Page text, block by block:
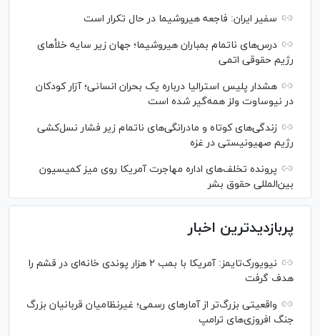
سفیر ایران: فاجعه هیروشیما در حال تکرار است
درس‌های ناتمام بمباران هیروشیما؛ جهان زیر سایه خلأ‌های
رژیم حقوقی اتمی
هشدار پلیس استرالیا درباره یک بحران انسانی؛ آزار کودکان
در نیوساوت ولز همه‌گیر شده است
زندگی‌های کوتاه و مادرانگی‌های ناتمام زیر فشار نسل‌کشی
رژیم صهیونیستی در غزه
پرونده تخلف‌های اداره مهاجرت آمریکا روی میز کمیسیون
بین‌المللی حقوق بشر
پربازدیدترین اخبار
نیویورک‌تایمز: آمریکا با بمب ۲ هزار پوندی خانه‌ای در قشم را
هدف گرفت
واقعیتی بزرگ‌تر از آمار‌های رسمی؛ غیرنظامیان قربانیان بزرگ
جنگ افروزی‌های ترامپ